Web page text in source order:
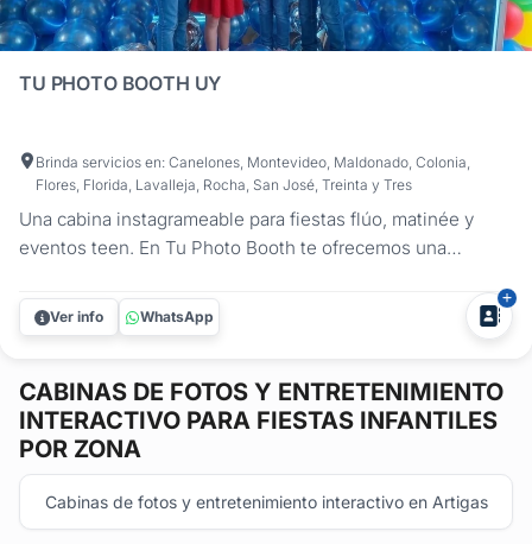
TU PHOTO BOOTH UY
Brinda servicios en: Canelones, Montevideo, Maldonado, Colonia,
Flores, Florida, Lavalleja, Rocha, San José, Treinta y Tres
Una cabina instagrameable para fiestas flúo, matinée y
eventos teen. En Tu Photo Booth te ofrecemos una
en una experiencia inolvidable. Nuestra cabina de fotos
espejada es ideal para cumpleaños de adolescentes y
Ver info WhatsApp
CABINAS DE FOTOS Y ENTRETENIMIENTO
INTERACTIVO PARA FIESTAS INFANTILES
POR ZONA
Cabinas de fotos y entretenimiento interactivo en Artigas